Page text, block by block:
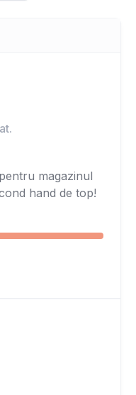
magazinul
hand de top!